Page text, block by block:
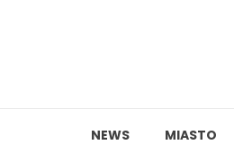
NEWS MIASTO